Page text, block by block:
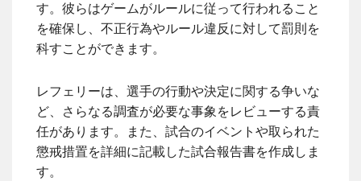
す。彼らはゲームがルールに従って行われること
を確保し、不正行為やルール違反に対して罰則を
科すことができます。
レフェリーは、選手の行動や決定に関する争いな
ど、さらなる調査が必要な事象をレビューする責
任があります。また、試合のイベントや取られた
懲戒措置を詳細に記載した試合報告書を作成しま
す。